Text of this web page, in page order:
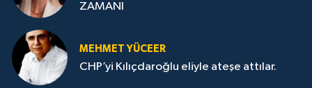
ZAMANI
MEHMET YÜCEER
CHP’yi Kılıçdaroğlu eliyle ateşe attılar.